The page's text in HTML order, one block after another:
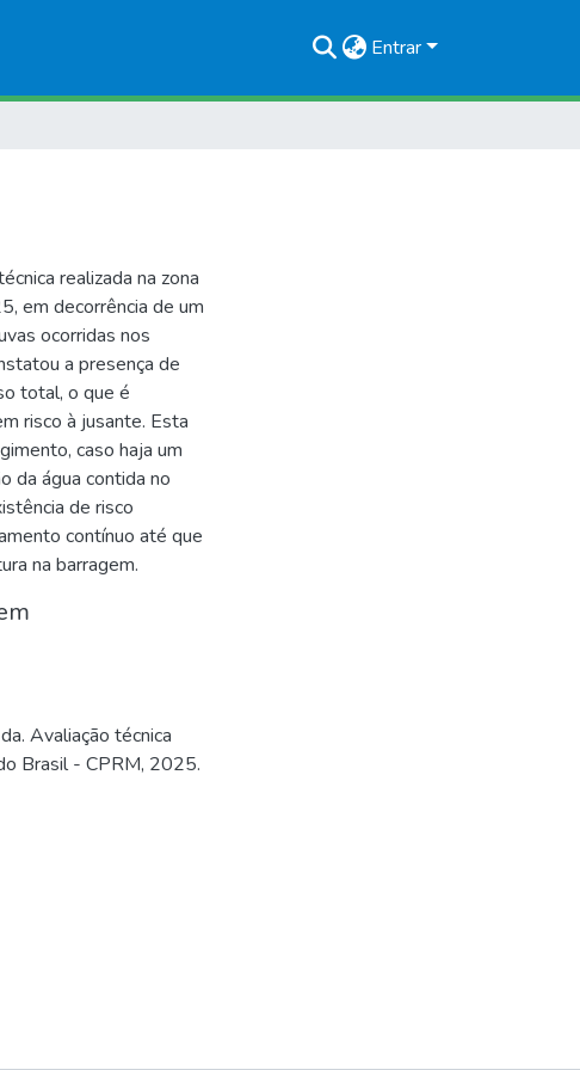
Entrar
realizada na zona
em decorrência de um
ocorridas nos
a presença de
total, o que é
risco à jusante. Esta
caso haja um
da água contida no
de risco
contínuo até que
na barragem.
Avaliação técnica
Brasil - CPRM, 2025.